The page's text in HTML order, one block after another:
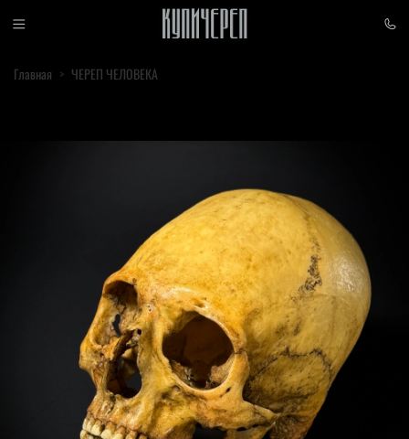
Главная ЧЕРЕП ЧЕЛОВЕКА